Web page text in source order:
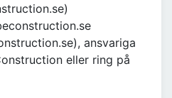
ansvariga
eller ring på